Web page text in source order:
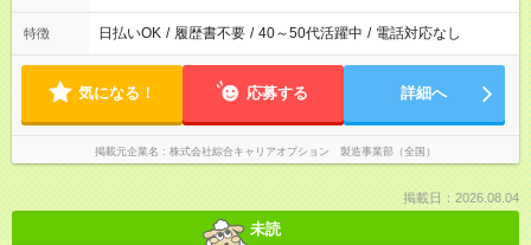
特徴 日払いOK / 履歴書不要 / 40～50代活躍中 / 電話対応なし
気になる！ 応募する 詳細へ
掲載元企業名 株式会社綜合キャリアオプション 製造事業部（全国）
掲載日：2026.08.04
未読